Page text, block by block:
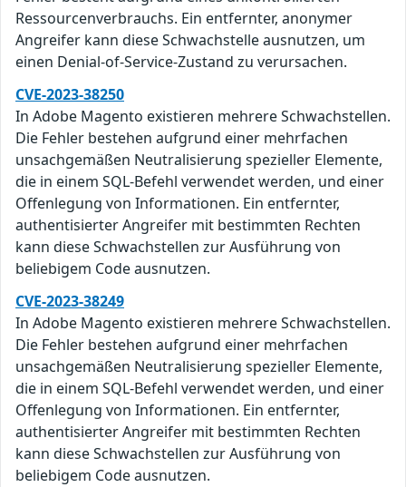
Ressourcenverbrauchs. Ein entfernter, anonymer
Angreifer kann diese Schwachstelle ausnutzen, um
einen Denial-of-Service-Zustand zu verursachen.
CVE-2023-38250
In Adobe Magento existieren mehrere Schwachstellen.
Die Fehler bestehen aufgrund einer mehrfachen
unsachgemäßen Neutralisierung spezieller Elemente,
die in einem SQL-Befehl verwendet werden, und einer
Offenlegung von Informationen. Ein entfernter,
authentisierter Angreifer mit bestimmten Rechten
kann diese Schwachstellen zur Ausführung von
beliebigem Code ausnutzen.
CVE-2023-38249
In Adobe Magento existieren mehrere Schwachstellen.
Die Fehler bestehen aufgrund einer mehrfachen
unsachgemäßen Neutralisierung spezieller Elemente,
die in einem SQL-Befehl verwendet werden, und einer
Offenlegung von Informationen. Ein entfernter,
authentisierter Angreifer mit bestimmten Rechten
kann diese Schwachstellen zur Ausführung von
beliebigem Code ausnutzen.